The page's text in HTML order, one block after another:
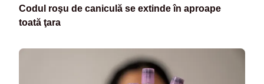
Codul roşu de caniculă se extinde în aproape
toată ţara